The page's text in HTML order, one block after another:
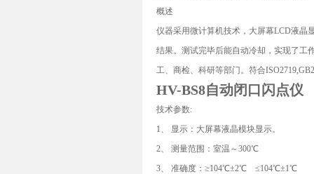
概述
仪器采用微计算机技术，大屏幕LCD液晶
结果。测试完毕后能自动冷却，实现了工
工、商检、科研等部门。符合
HV-BS8自动闭口闪点仪
技术参数:
1、 显示：大屏幕液晶模块显示。
2、 测量范围：室温～300℃
3、 准确度：≥104℃±2℃ ≤104℃±1℃